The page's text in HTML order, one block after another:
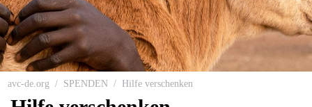
avc-de.org SPENDEN Hilfe verschenken